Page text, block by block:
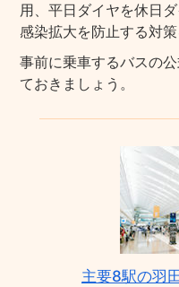
用、平日ダイヤを休日
感染拡大を防止する対
事前に乗車するバスの
ておきましょう。
主要8駅の羽